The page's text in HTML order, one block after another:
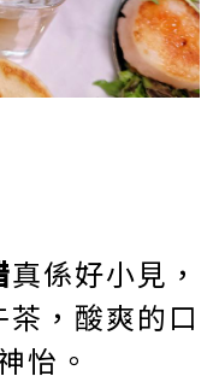
真係好小見，
，酸爽的口
怡。